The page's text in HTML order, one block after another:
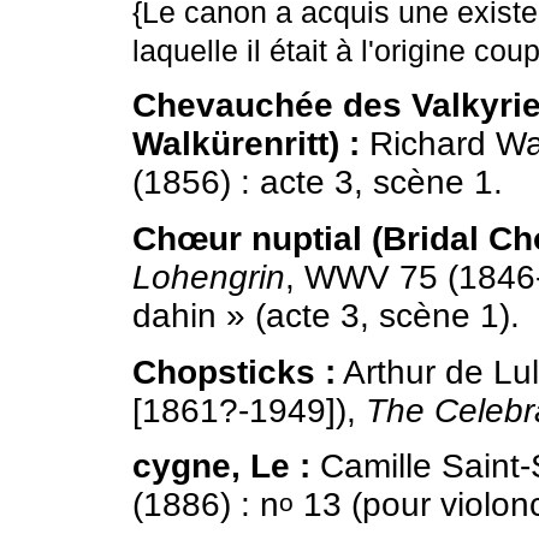
{Le canon a acquis une
laquelle il était à l'origine
Chevauchée des
Walkürenritt) : Richard
(1856) : acte 3, scène 1.
Chœur nuptial (Bridal
Lohengrin, WWV 75
dahin » (acte 3, scène 1).
Chopsticks : Arthur de
[1861?-1949]), The
cygne, Le : Camille
(1886) : no 13 (pour